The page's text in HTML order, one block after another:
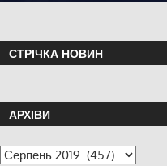
СТРІЧКА НОВИН
АРХІВИ